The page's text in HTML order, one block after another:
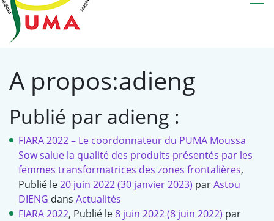
A propos:adieng
Publié par adieng :
FIARA 2022 – Le coordonnateur du PUMA Moussa
Sow salue la qualité des produits présentés par les
femmes transformatrices des zones frontalières,
Publié le20 juin 2022(30 janvier 2023) parAstou
DIENG dans Actualités
FIARA 2022, Publié le8 juin 2022(8 juin 2022) par